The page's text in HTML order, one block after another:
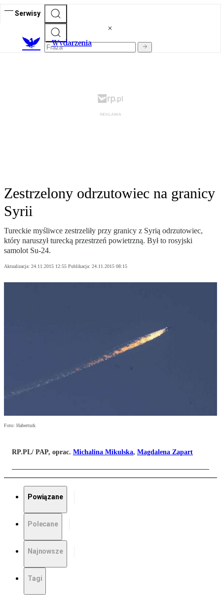
Serwisy
Wydarzenia
Zestrzelony odrzutowiec na granicy
Syrii
Tureckie myśliwce zestrzeliły przy granicy z Syrią odrzutowiec,
który naruszył turecką przestrzeń powietrzną. Był to rosyjski
samolot Su-24.
Aktualizacja: 24.11.2015 12:55 Publikacja: 24.11.2015 08:15
Foto: Haberturk
RP.PL/ PAP, oprac. Michalina Mikulska, Magdalena Zapart
Powiązane
Polecane
Najnowsze
Tagi